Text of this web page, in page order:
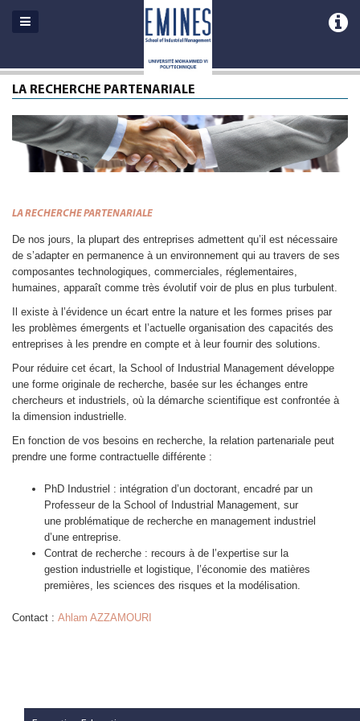
LA RECHERCHE PARTENARIALE
LA RECHERCHE PARTENARIALE
De nos jours, la plupart des entreprises admettent qu’il est nécessaire
de s’adapter en permanence à un environnement qui au travers de ses
composantes technologiques, commerciales, réglementaires,
humaines, apparaît comme très évolutif voir de plus en plus turbulent.
Il existe à l’évidence un écart entre la nature et les formes prises par
les problèmes émergents et l’actuelle organisation des capacités des
entreprises à les prendre en compte et à leur fournir des solutions.
Pour réduire cet écart, la School of Industrial Management développe
une forme originale de recherche, basée sur les échanges entre
chercheurs et industriels, où la démarche scientifique est confrontée à
la dimension industrielle.
En fonction de vos besoins en recherche, la relation partenariale peut
prendre une forme contractuelle différente :
PhD Industriel : intégration d’un doctorant, encadré par un
Professeur de la School of Industrial Management, sur
une problématique de recherche en management industriel
d’une entreprise.
Contrat de recherche : recours à de l’expertise sur la
gestion industrielle et logistique, l’économie des matières
premières, les sciences des risques et la modélisation.
Contact : Ahlam AZZAMOURI